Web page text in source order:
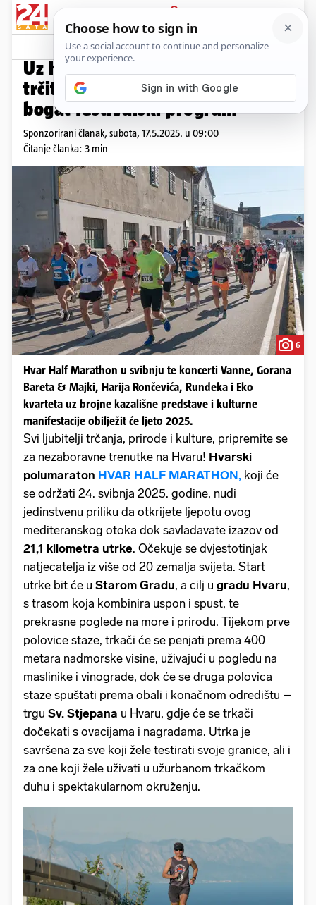
PRIJAVA
Promo sadržaj
Uz hvarski polumaraton 24. 5.
trčite ljetu u kojem vas očekuje
bogat festivalski program
Sponzorirani članak, subota, 17.5.2025. u 09:00
Čitanje članka: 3 min
6
Hvar Half Marathon u svibnju te koncerti Vanne, Gorana
Bareta & Majki, Harija Rončevića, Rundeka i Eko
kvarteta uz brojne kazališne predstave i kulturne
manifestacije obilježit će ljeto 2025.
Svi ljubitelji trčanja, prirode i kulture, pripremite se
za nezaboravne trenutke na Hvaru! Hvarski
polumaraton HVAR HALF MARATHON, koji će
se održati 24. svibnja 2025. godine, nudi
jedinstvenu priliku da otkrijete ljepotu ovog
mediteranskog otoka dok savladavate izazov od
21,1 kilometra utrke. Očekuje se dvjestotinjak
natjecatelja iz više od 20 zemalja svijeta. Start
utrke bit će u Starom Gradu, a cilj u gradu Hvaru,
s trasom koja kombinira uspon i spust, te
prekrasne poglede na more i prirodu. Tijekom prve
polovice staze, trkači će se penjati prema 400
metara nadmorske visine, uživajući u pogledu na
maslinike i vinograde, dok će se druga polovica
staze spuštati prema obali i konačnom odredištu –
trgu Sv. Stjepana u Hvaru, gdje će se trkači
dočekati s ovacijama i nagradama. Utrka je
savršena za sve koji žele testirati svoje granice, ali i
za one koji žele uživati u užurbanom trkačkom
duhu i spektakularnom okruženju.